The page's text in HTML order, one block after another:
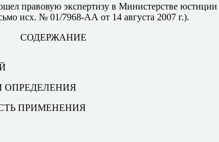
правовую экспертизу в Министерстве юстиции
исх. № 01/7968-АА от 14 августа 2007 г.).
СОДЕРЖАНИЕ
ПРИМЕНЕНИЯ